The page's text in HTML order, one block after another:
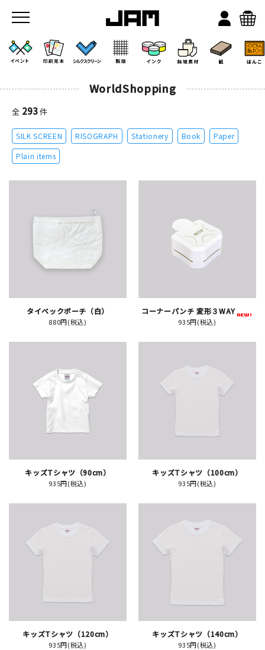
JAMのこと
お店/ワークスペース
無地素材
雑貨
JAMグッズ
WorldShopping
全 293件
SILK SCREEN RISOGRAPH Stationery Book
Paper
Plain items
タイベックポーチ（白）
880円(税込)
コーナーパンチ 変形３WAY
935円(税込)
キッズTシャツ（90cm）
935円(税込)
キッズTシャツ（100cm）
935円(税込)
キッズTシャツ（120cm）
935円(税込)
キッズTシャツ（140cm）
935円(税込)